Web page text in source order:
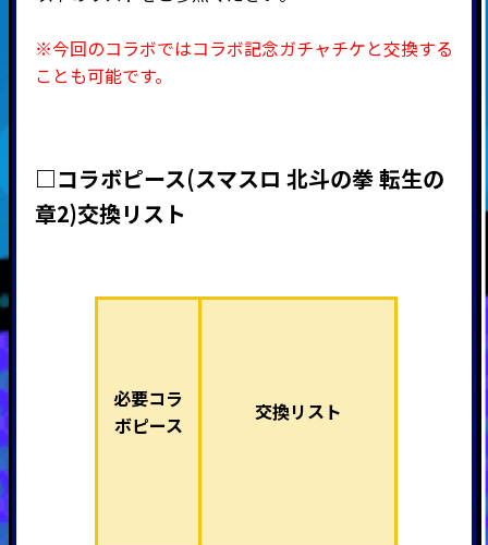
※今回のコラボではコラボ記念ガチャチケと交換する
ことも可能です。
□コラボピース(スマスロ 北斗の拳 転生の
章2)交換リスト
必要コラ
ボピース
交換リスト